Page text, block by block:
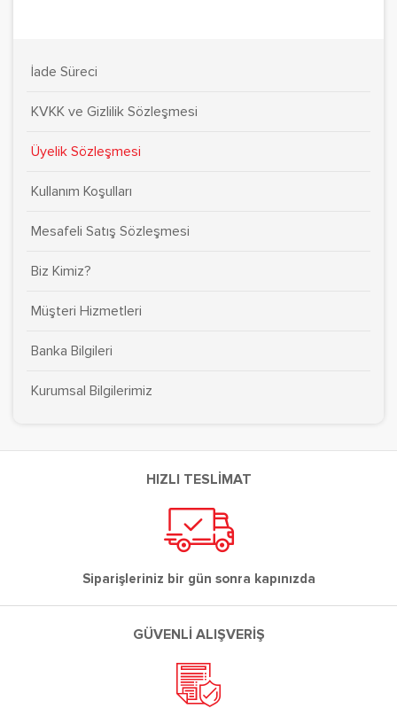
İade Süreci
KVKK ve Gizlilik Sözleşmesi
Üyelik Sözleşmesi
Kullanım Koşulları
Mesafeli Satış Sözleşmesi
Biz Kimiz?
Müşteri Hizmetleri
Banka Bilgileri
Kurumsal Bilgilerimiz
HIZLI TESLİMAT
Siparişleriniz bir gün sonra kapınızda
GÜVENLİ ALIŞVERİŞ